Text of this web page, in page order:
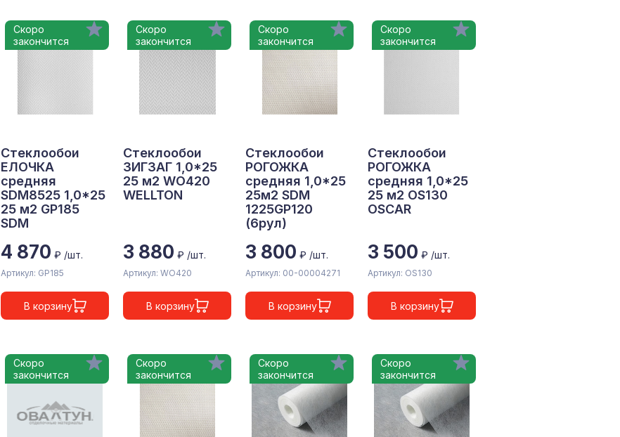
Скоро
закончится
Стеклообои
ЕЛОЧКА
средняя
SDM8525 1,0*25
25 м2 GP185
SDM
4 870 ₽ /шт.
Артикул: GP185
В корзину
Скоро
закончится
Стеклообои
ЗИГЗАГ 1,0*25
25 м2 WO420
WELLTON
3 880 ₽ /шт.
Артикул: WO420
В корзину
Скоро
закончится
Стеклообои
РОГОЖКА
средняя 1,0*25
25м2 SDM
1225GP120
(6рул)
3 800 ₽ /шт.
Артикул: 00-00004271
В корзину
Скоро
закончится
Стеклообои
РОГОЖКА
средняя 1,0*25
25 м2 OS130
OSCAR
3 500 ₽ /шт.
Артикул: OS130
В корзину
Скоро
закончится
Скоро
закончится
Скоро
закончится
Скоро
закончится